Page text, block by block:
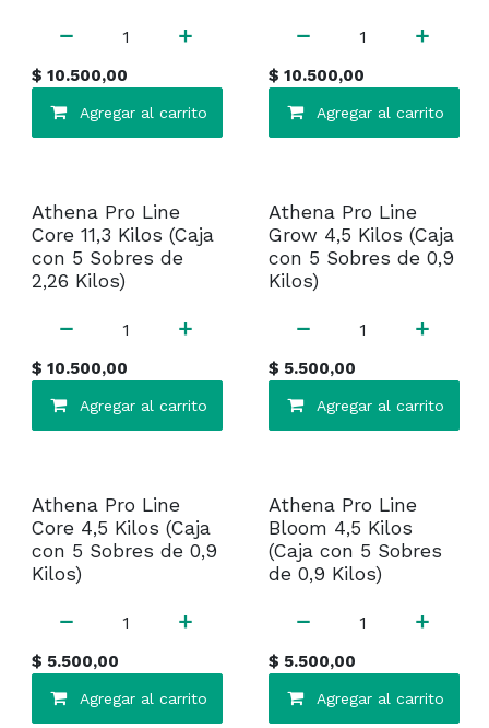
$ 10.500,00
Agregar al carrito
$ 10.500,00
Agregar al carrito
Athena Pro Line
Core 11,3 Kilos (Caja
con 5 Sobres de
2,26 Kilos)
$ 10.500,00
Agregar al carrito
Athena Pro Line
Grow 4,5 Kilos (Caja
con 5 Sobres de 0,9
Kilos)
$ 5.500,00
Agregar al carrito
Athena Pro Line
Core 4,5 Kilos (Caja
con 5 Sobres de 0,9
Kilos)
$ 5.500,00
Agregar al carrito
Athena Pro Line
Bloom 4,5 Kilos
(Caja con 5 Sobres
de 0,9 Kilos)
$ 5.500,00
Agregar al carrito